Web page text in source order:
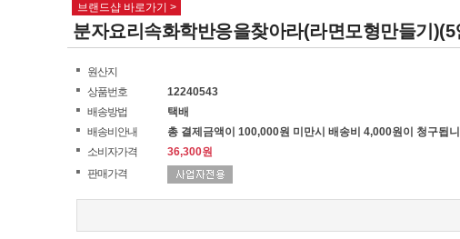
브랜드샵 바로가기 >
분자요리속화학반응을찾아라(라면모형만들기)(5
원산지
상품번호
12240543
배송방법
택배
배송비안내
총 결제금액이 100,000원 미만시 배송비 4,000원이 청구됩
소비자가격
36,300원
판매가격